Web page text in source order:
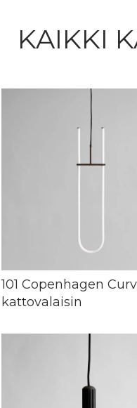
KAIKKI
101 Copenhagen
kattovalaisin